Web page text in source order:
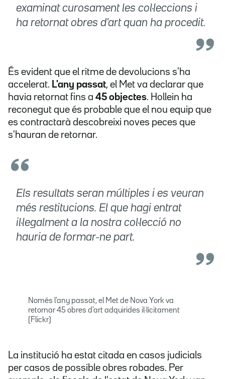
examinat curosament les col·leccions i
ha retornat obres d'art quan ha procedit.
És evident que el ritme de devolucions s'ha
accelerat. L'any passat, el Met va declarar que
havia retornat fins a 45 objectes. Hollein ha
reconegut que és probable que el nou equip que
es contractarà descobreixi noves peces que
s'hauran de retornar.
Els resultats seran múltiples i es veuran
més restitucions. El que hagi entrat
il·legalment a la nostra col·lecció no
hauria de formar-ne part.
Només l'any passat, el Met de Nova York va
retornar 45 obres d'art adquirides il·lícitament
(Flickr)
La institució ha estat citada en casos judicials
per casos de possible obres robades. Per